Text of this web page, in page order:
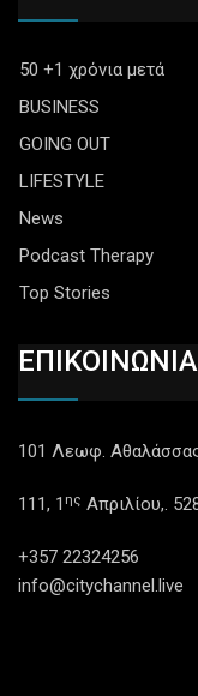
50 +1 χρόνια μετά
BUSINESS
GOING OUT
LIFESTYLE
News
Podcast Therapy
Top Stories
ΕΠΙΚΟΙΝΩΝΙΑ
101 Λεωφ.
111, 1 ης Απριλίου,.
+357 22324256
info@citychannel.live